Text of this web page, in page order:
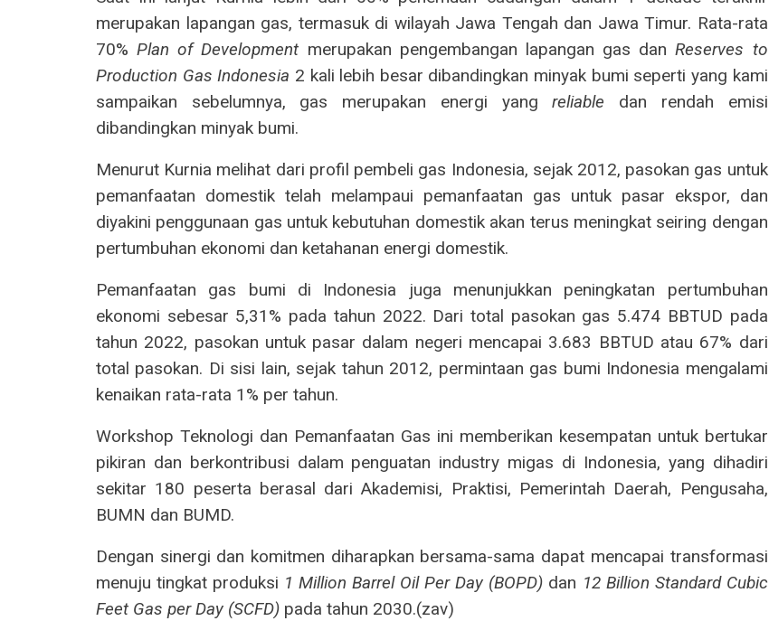
merupakan lapangan gas, termasuk di wilayah Jawa Tengah dan Jawa Timur. Rata-rata
70%Plan of Development merupakan pengembangan lapangan gas danReserves to
Production Gas Indonesia 2 kali lebih besar dibandingkan minyak bumi seperti yang kami
sampaikan sebelumnya, gas merupakan energi yangreliable dan rendah emisi
dibandingkan minyak bumi.
Menurut Kurnia melihat dari profil pembeli gas Indonesia, sejak 2012, pasokan gas untuk
pemanfaatan domestik telah melampaui pemanfaatan gas untuk pasar ekspor, dan
diyakini penggunaan gas untuk kebutuhan domestik akan terus meningkat seiring dengan
pertumbuhan ekonomi dan ketahanan energi domestik.
Pemanfaatan gas bumi di Indonesia juga menunjukkan peningkatan pertumbuhan
ekonomi sebesar 5,31% pada tahun 2022. Dari total pasokan gas 5.474 BBTUD pada
tahun 2022, pasokan untuk pasar dalam negeri mencapai 3.683 BBTUD atau 67% dari
total pasokan. Di sisi lain, sejak tahun 2012, permintaan gas bumi Indonesia mengalami
kenaikan rata-rata 1% per tahun.
Workshop Teknologi dan Pemanfaatan Gas ini memberikan kesempatan untuk bertukar
pikiran dan berkontribusi dalam penguatan industry migas di Indonesia, yang dihadiri
sekitar 180 peserta berasal dari Akademisi, Praktisi, Pemerintah Daerah, Pengusaha,
BUMN dan BUMD.
Dengan sinergi dan komitmen diharapkan bersama-sama dapat mencapai transformasi
menuju tingkat produksi 1 Million Barrel Oil Per Day (BOPD) dan 12 Billion Standard Cubic
Feet Gas per Day (SCFD) pada tahun 2030.(zav)